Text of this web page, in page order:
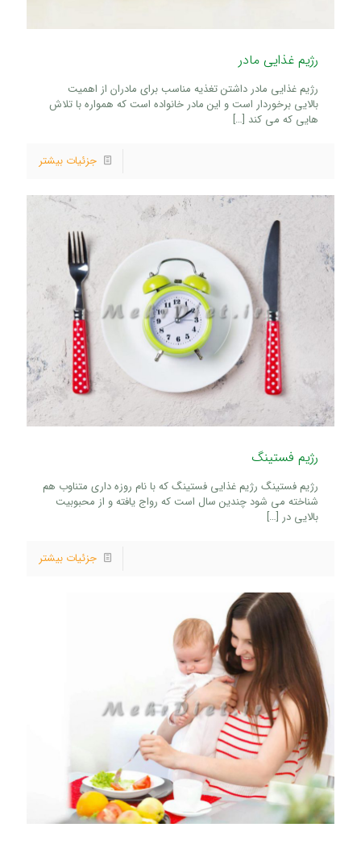
رژیم غذایی مادر
رژیم غذایی مادر داشتن تغذیه مناسب برای مادران از اهمیت
بالایی برخوردار است و این مادر خانواده است که همواره با تلاش
هایی که می کند […]
جزئیات بیشتر
رژیم فستینگ
رژیم فستینگ رژیم غذایی فستینگ که با نام روزه داری متناوب هم
شناخته می شود چندین سال است که رواج یافته و از محبوبیت
بالایی در […]
جزئیات بیشتر